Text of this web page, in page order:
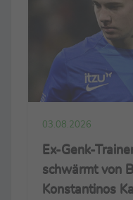
03.08.2026
Ex-Genk-
schwärmt von
Konstantinos